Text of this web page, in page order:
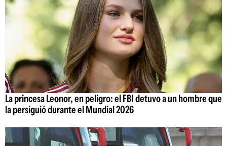
La princesa Leonor, en peligro: el FBI detuvo a un hombre que
la persiguió durante el Mundial 2026